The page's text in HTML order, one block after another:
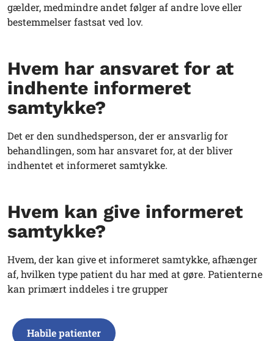
gælder, medmindre andet følger af andre love eller
bestemmelser fastsat ved lov.
Hvem har ansvaret for at
indhente informeret
samtykke?
Det er den sundhedsperson, der er ansvarlig for
behandlingen, som har ansvaret for, at der bliver
indhentet et informeret samtykke.
Hvem kan give informeret
samtykke?
Hvem, der kan give et informeret samtykke, afhænger
af, hvilken type patient du har med at gøre. Patienterne
kan primært inddeles i tre grupper
Habile patienter